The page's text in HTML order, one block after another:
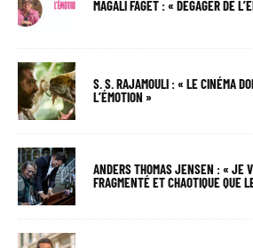
MAGALI FAGET : « DÉGAGER DE
S. S. RAJAMOULI : « LE CINÉMA
L’ÉMOTION »
ANDERS THOMAS JENSEN : « JE
FRAGMENTÉ ET CHAOTIQUE QUE